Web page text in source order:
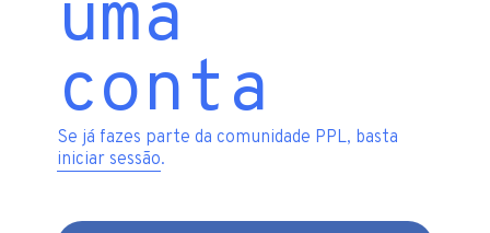
uma
conta
Se já fazes parte da comunidade PPL, basta
iniciar sessão.